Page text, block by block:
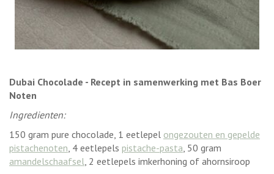
Dubai Chocolade - Recept in samenwerking met Bas Boer
Noten
Ingredienten:
150 gram pure chocolade, 1 eetlepel ongezouten en gepelde
pistachenoten, 4 eetlepels pistache-pasta, 50 gram
amandelschaafsel, 2 eetlepels imkerhoning of ahornsiroop